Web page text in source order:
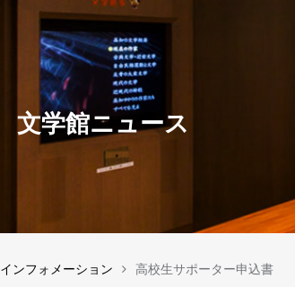
文学館ニュース
インフォメーション 高校生サポーター申込書